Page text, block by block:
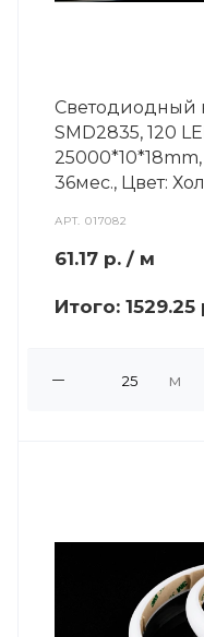
Светодиодный
SMD2835, 120
36мес., Цвет:
АРТ.017082
61.17 р. / м
Итого: 1529.25
м